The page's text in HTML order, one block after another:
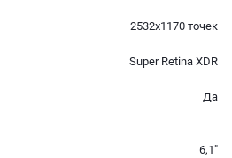
2532x1170 точек
Super Retina XDR
Да
6,1″